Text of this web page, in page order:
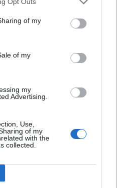
of my
of my
my
Advertising.
Use,
of my
with the
collected.